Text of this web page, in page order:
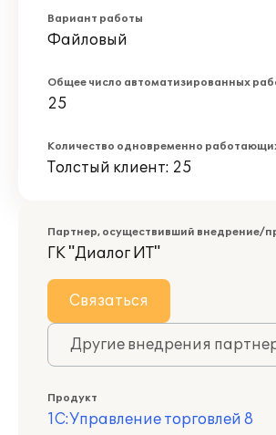
Вариант работы
Файловый
Общее число автоматизированных
25
Количество одновременно
Толстый клиент: 25
Партнер, осуществивший внедрение/
ГК "Диалог ИТ"
Связаться
Другие внедрения
Продукт
1С:Управление торговлей 8